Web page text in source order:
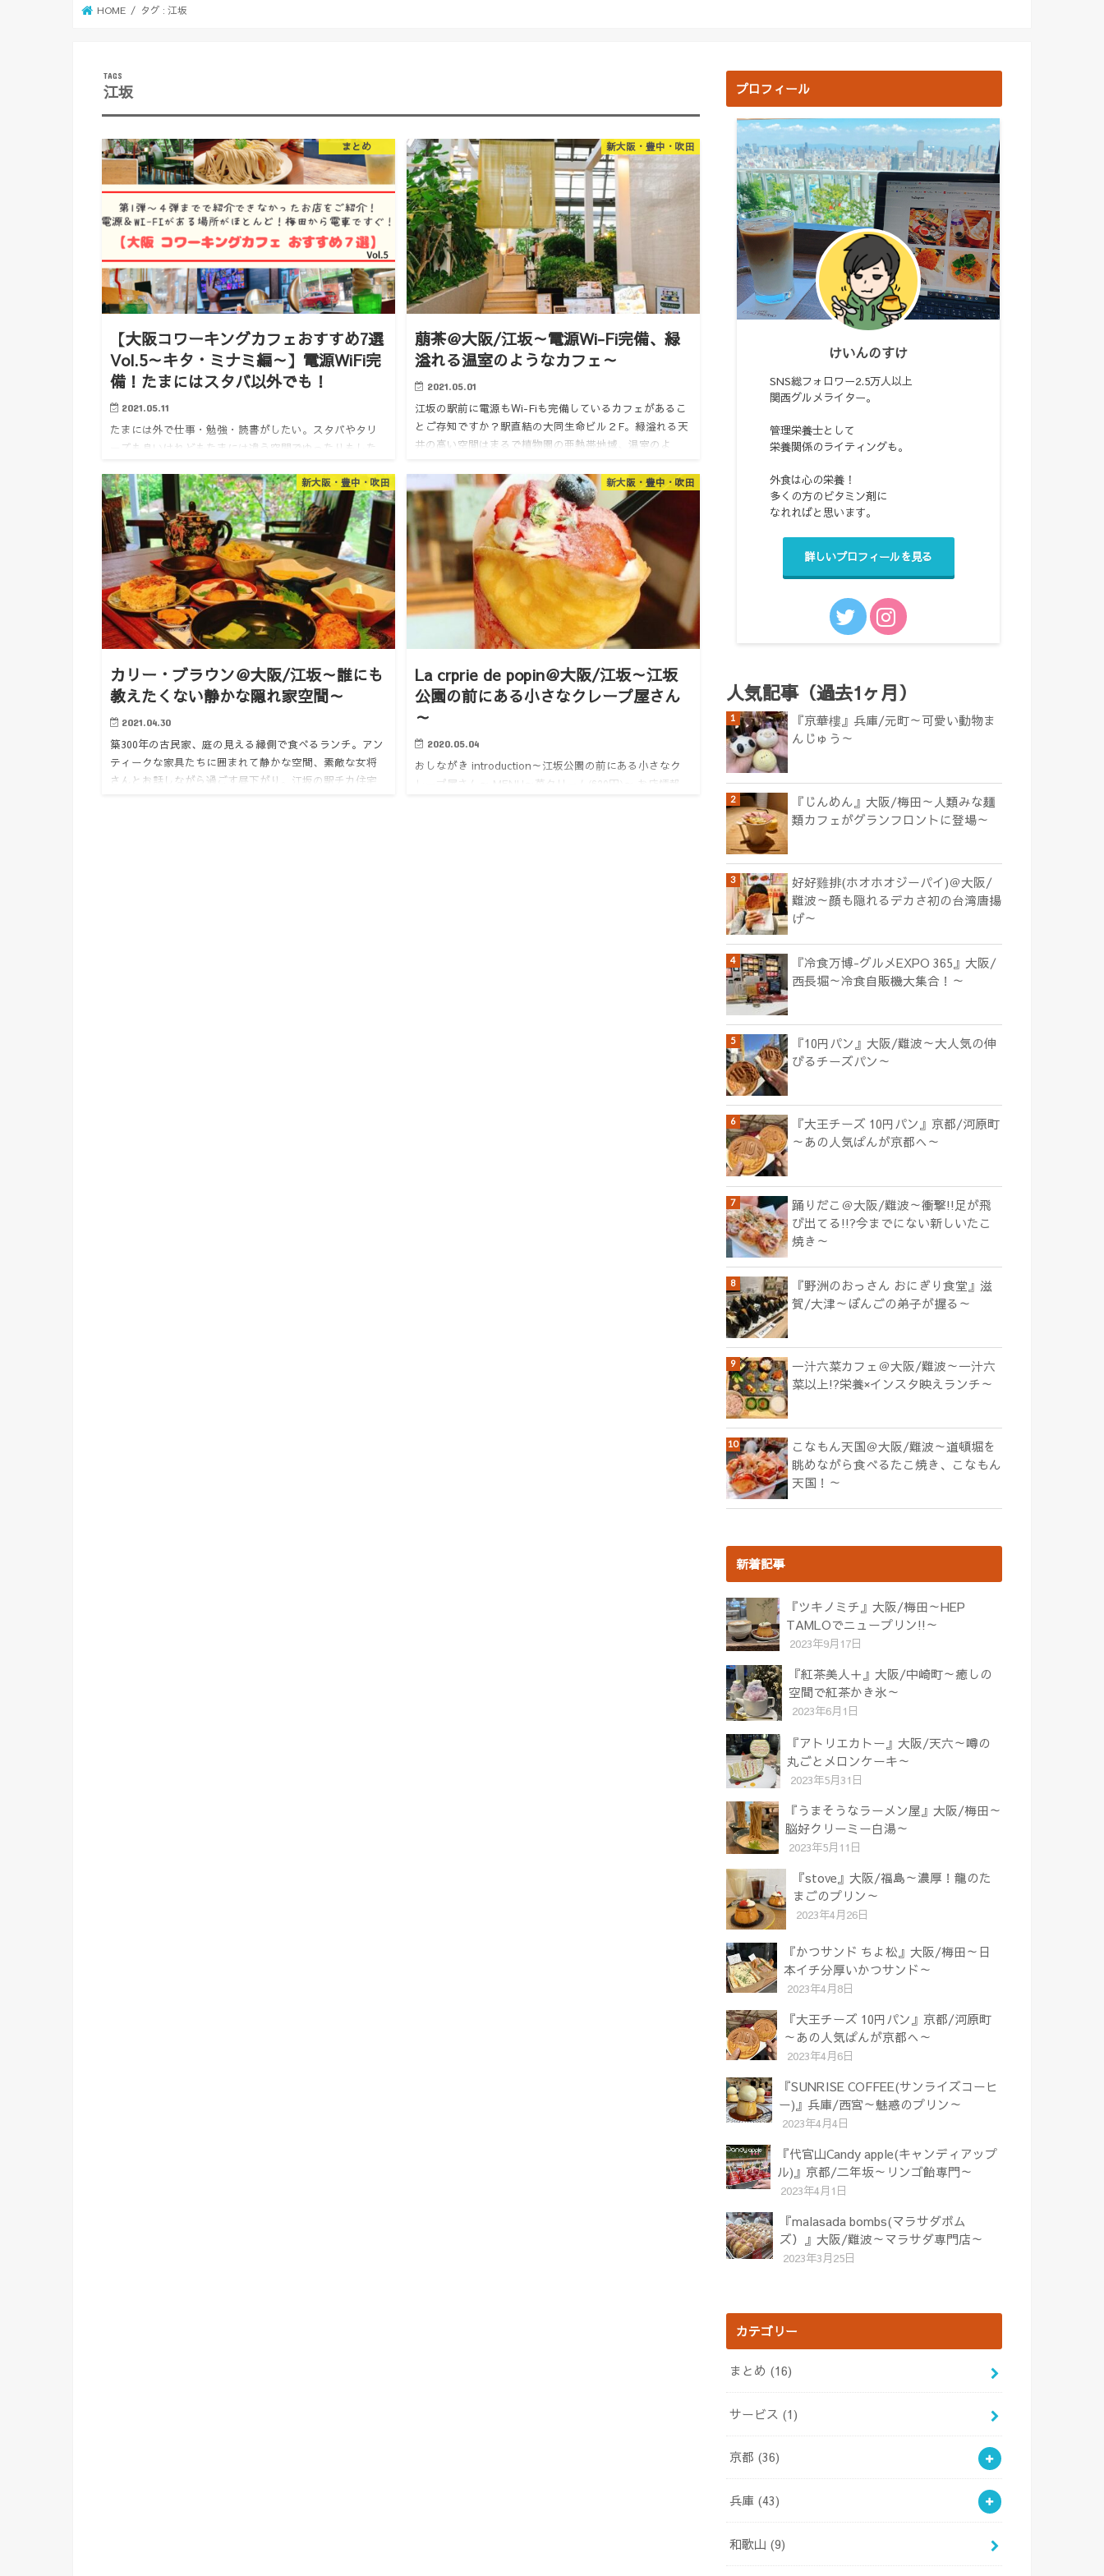
HOME タグ : 江坂
江坂
まとめ
【大阪コワーキングカフェおすすめ7選
Vol.5～キタ・ミナミ編～】電源WiFi完
備！たまにはスタバ以外でも！
2021.05.11
たまには外で仕事・勉強・読書がしたい。スタバやタリ
ーズも良いけれどもたまには違う空間でゆったりもした
所が多いので時間を気にせず充電気にせず没頭できます
よ！ おしなが…
新大阪・豊中・吹田
萠茶＠大阪/江坂～電源Wi-Fi完備、緑
溢れる温室のようなカフェ～
2021.05.01
江坂の駅前に電源もWi-Fiも完備しているカフェがあるこ
とご存知ですか？駅直結の大同生命ビル２F。緑溢れる天
井の高い空間はまるで植物園の亜熱帯地域、温室のよ
おいしさ コ…
新大阪・豊中・吹田
カリー・ブラウン＠大阪/江坂～誰にも
教えたくない静かな隠れ家空間～
2021.04.30
築300年の古民家、庭の見える縁側で食べるランチ。アン
ティークな家具たちに囲まれて静かな空間、素敵な女将
さんとお話しながら過ごす昼下がり。江坂の駅チカ住宅
新大阪・豊中・吹田
La crprie de popin＠大阪/江坂～江坂
公園の前にある小さなクレープ屋さん
～
2020.05.04
おしながき introduction～江坂公園の前にある小さなク
レープ屋さん～ MENU～苺クリーム(620円)～ お店情報
プロフィール
けいんのすけ
SNS総フォロワー2.5万人以上
関西グルメライター。
管理栄養士として
栄養関係のライティングも。
外食は心の栄養！
多くの方のビタミン剤に
なれればと思います。
詳しいプロフィールを見る
人気記事（過去1ヶ月）
『京華樓』兵庫/元町～可愛い動物ま
んじゅう～
『じんめん』大阪/梅田～人類みな麺
類カフェがグランフロントに登場～
好好雞排(ホオホオジーパイ)＠大阪/
難波～顔も隠れるデカさ初の台湾唐揚
げ～
『冷食万博-グルメEXPO 365』大阪/
西長堀～冷食自販機大集合！～
『10円パン』大阪/難波～大人気の伸
びるチーズパン～
『大王チーズ 10円パン』京都/河原町
～あの人気ぱんが京都へ～
踊りだこ＠大阪/難波～衝撃!!足が飛
び出てる!!?今までにない新しいたこ
焼き～
『野洲のおっさん おにぎり食堂』滋
賀/大津～ぼんごの弟子が握る～
一汁六菜カフェ＠大阪/難波～一汁六
菜以上!?栄養×インスタ映えランチ～
こなもん天国＠大阪/難波～道頓堀を
眺めながら食べるたこ焼き、こなもん
天国！～
新着記事
『ツキノミチ』大阪/梅田～HEP
TAMLOでニュープリン!!～
2023年9月17日
『紅茶美人＋』大阪/中崎町～癒しの
空間で紅茶かき氷～
2023年6月1日
『アトリエカトー』大阪/天六～噂の
丸ごとメロンケーキ～
2023年5月31日
『うまそうなラーメン屋』大阪/梅田～
脳好クリーミー白湯～
2023年5月11日
『stove』大阪/福島～濃厚！龍のた
まごのプリン～
2023年4月26日
『かつサンド ちよ松』大阪/梅田～日
本イチ分厚いかつサンド～
2023年4月8日
『大王チーズ 10円パン』京都/河原町
～あの人気ぱんが京都へ～
2023年4月6日
『SUNRISE COFFEE(サンライズコーヒ
ー)』兵庫/西宮～魅惑のプリン～
2023年4月4日
『代官山Candy apple(キャンディアップ
ル)』京都/二年坂～リンゴ飴専門～
2023年4月1日
『malasada bombs(マラサダボム
ズ）』大阪/難波～マラサダ専門店～
2023年3月25日
カテゴリー
まとめ (16)
サービス (1)
京都 (36)
兵庫 (43)
和歌山 (9)